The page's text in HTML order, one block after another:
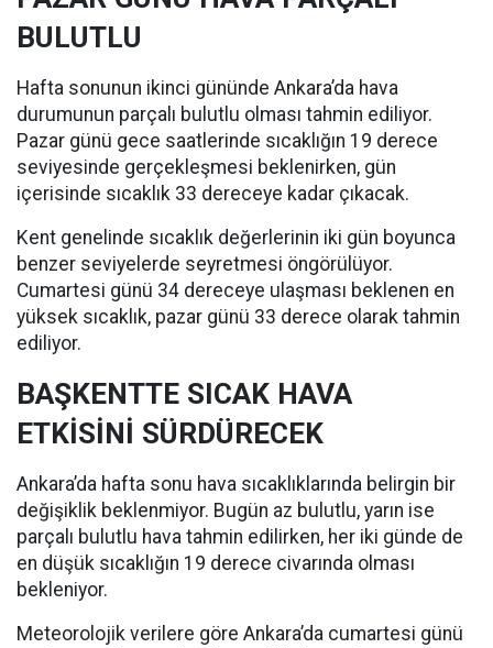
BULUTLU
Hafta sonunun ikinci gününde Ankara’da hava
durumunun parçalı bulutlu olması tahmin ediliyor.
Pazar günü gece saatlerinde sıcaklığın 19 derece
seviyesinde gerçekleşmesi beklenirken, gün
içerisinde sıcaklık 33 dereceye kadar çıkacak.
Kent genelinde sıcaklık değerlerinin iki gün boyunca
benzer seviyelerde seyretmesi öngörülüyor.
Cumartesi günü 34 dereceye ulaşması beklenen en
yüksek sıcaklık, pazar günü 33 derece olarak tahmin
ediliyor.
BAŞKENTTE SICAK HAVA
ETKİSİNİ SÜRDÜRECEK
Ankara’da hafta sonu hava sıcaklıklarında belirgin bir
değişiklik beklenmiyor. Bugün az bulutlu, yarın ise
parçalı bulutlu hava tahmin edilirken, her iki günde de
en düşük sıcaklığın 19 derece civarında olması
bekleniyor.
Meteorolojik verilere göre Ankara’da cumartesi günü